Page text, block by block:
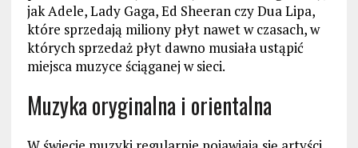
jak Adele, Lady Gaga, Ed Sheeran czy Dua Lipa,
które sprzedają miliony płyt nawet w czasach, w
których sprzedaż płyt dawno musiała ustąpić
miejsca muzyce ściąganej w sieci.
Muzyka oryginalna i orientalna